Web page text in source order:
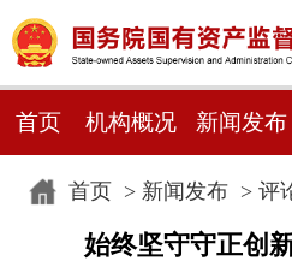
首页 机构概况 新闻发布
首页> 新闻发布> 评
始终坚守守正创